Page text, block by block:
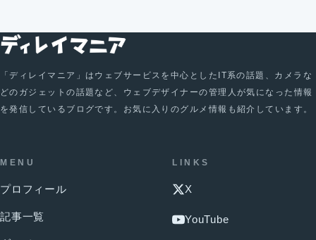
「ディレイマニア」はウェブサービスを中心としたIT系の話題、カメラな
どのガジェットの話題など、ウェブデザイナーの管理人が気になった情報
を発信しているブログです。お気に入りのグルメ情報も紹介しています。
MENU
プロフィール
記事一覧
LINKS
X
YouTube